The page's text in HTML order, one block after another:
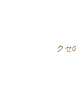
クセ